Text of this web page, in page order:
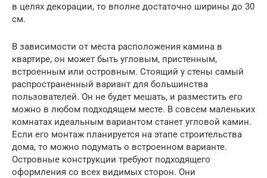
в целях декорации, то вполне достаточно ширины до 30
см.
В зависимости от места расположения камина в
квартире, он может быть угловым, пристенным,
встроенным или островным. Стоящий у стены самый
распространенный вариант для большинства
пользователей. Он не будет мешать, и разместить его
можно в любом подходящем месте. В совсем маленьких
комнатах идеальным вариантом станет угловой камин.
Если его монтаж планируется на этапе строительства
дома, то можно подумать о встроенном варианте.
Островные конструкции требуют подходящего
оформления со всех видимых сторон. Они